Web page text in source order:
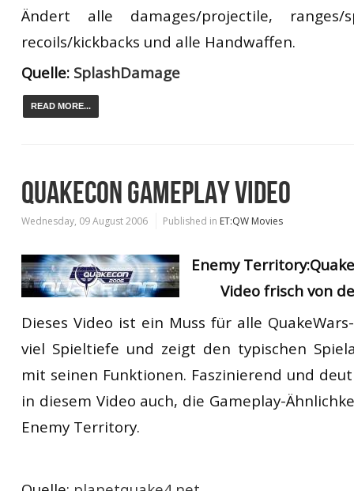
Ändert alle damages/projectile, ranges/
recoils/kickbacks und alle Handwaffen.
Quelle: SplashDamage
READ MORE...
QUAKECON GAMEPLAY VIDEO
Wednesday, 09 August 2006 Published in ET:QW Movies
Enemy
Video frisch von
Dieses Video ist ein Muss für alle
viel Spieltiefe und zeigt den typischen
mit seinen Funktionen. Faszinierend und
in diesem Video auch, die Gameplay-
Enemy Territory.